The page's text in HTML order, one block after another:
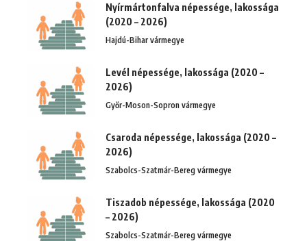
Nyírmártonfalva népessége, lakossága
(2020 – 2026)
Hajdú-Bihar vármegye
Levél népessége, lakossága (2020 –
2026)
Győr-Moson-Sopron vármegye
Csaroda népessége, lakossága (2020 –
2026)
Szabolcs-Szatmár-Bereg vármegye
Tiszadob népessége, lakossága (2020
– 2026)
Szabolcs-Szatmár-Bereg vármegye